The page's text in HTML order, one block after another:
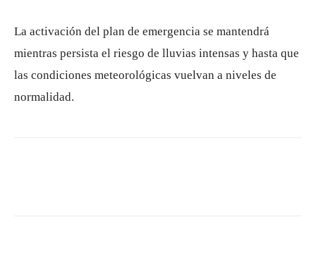
La activación del plan de emergencia se mantendrá
mientras persista el riesgo de lluvias intensas y hasta que
las condiciones meteorológicas vuelvan a niveles de
normalidad.